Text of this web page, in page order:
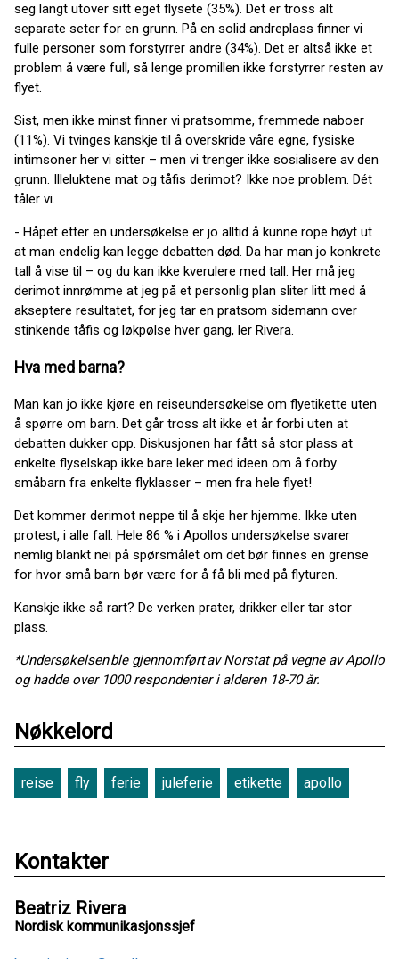
seg langt utover sitt eget flysete (35%). Det er tross alt
separate seter for en grunn. På en solid andreplass finner vi
fulle personer som forstyrrer andre (34%). Det er altså ikke et
problem å være full, så lenge promillen ikke forstyrrer resten av
flyet.
Sist, men ikke minst finner vi pratsomme, fremmede naboer
(11%). Vi tvinges kanskje til å overskride våre egne, fysiske
intimsoner her vi sitter – men vi trenger ikke sosialisere av den
grunn. Illeluktene mat og tåfis derimot? Ikke noe problem. Dét
tåler vi.
- Håpet etter en undersøkelse er jo alltid å kunne rope høyt ut
at man endelig kan legge debatten død. Da har man jo konkrete
tall å vise til – og du kan ikke kverulere med tall. Her må jeg
derimot innrømme at jeg på et personlig plan sliter litt med å
akseptere resultatet, for jeg tar en pratsom sidemann over
stinkende tåfis og løkpølse hver gang, ler Rivera.
Hva med barna?
Man kan jo ikke kjøre en reiseundersøkelse om flyetikette uten
å spørre om barn. Det går tross alt ikke et år forbi uten at
debatten dukker opp. Diskusjonen har fått så stor plass at
enkelte flyselskap ikke bare leker med ideen om å forby
småbarn fra enkelte flyklasser – men fra hele flyet!
Det kommer derimot neppe til å skje her hjemme. Ikke uten
protest, i alle fall. Hele 86 % i Apollos undersøkelse svarer
nemlig blankt nei på spørsmålet om det bør finnes en grense
for hvor små barn bør være for å få bli med på flyturen.
Kanskje ikke så rart? De verken prater, drikker eller tar stor
plass.
*Undersøkelsen ble gjennomført av Norstat på vegne av Apollo
og hadde over 1000 respondenter i alderen 18-70 år.
Nøkkelord
reise fly ferie juleferie etikette apollo
Kontakter
Beatriz Rivera
Nordisk kommunikasjonssjef